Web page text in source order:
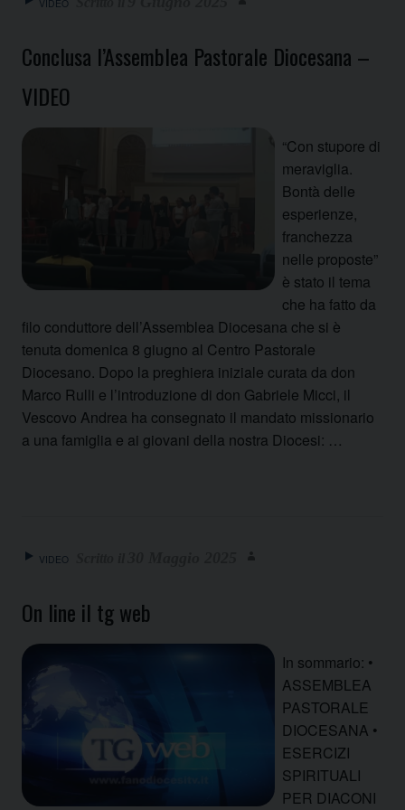
VIDEO
Conclusa l’Assemblea Pastorale Diocesana –
VIDEO
“Con stupore di
meraviglia.
Bontà delle
esperienze,
franchezza
nelle proposte”
è stato il tema
che ha fatto da
filo conduttore dell’Assemblea Diocesana che si è
tenuta domenica 8 giugno al Centro Pastorale
Diocesano. Dopo la preghiera iniziale curata da don
Marco Rulli e l’introduzione di don Gabriele Micci, il
Vescovo Andrea ha consegnato il mandato missionario
a una famiglia e ai giovani della nostra Diocesi: …
VIDEO
On line il tg web
In sommario: •
ASSEMBLEA
PASTORALE
DIOCESANA •
ESERCIZI
SPIRITUALI
PER DIACONI